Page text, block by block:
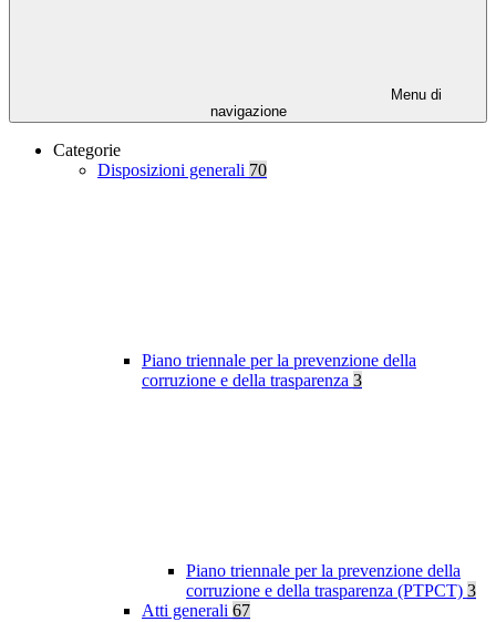
Menu di
navigazione
Categorie
Disposizioni generali 70
Piano triennale per la prevenzione della
corruzione e della trasparenza 3
Piano triennale per la prevenzione della
corruzione e della trasparenza (PTPCT) 3
Atti generali 67